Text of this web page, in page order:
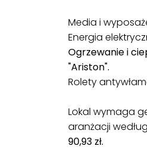
Media i
Energia
Ogrzewanie i
"Ariston".
Rolety
Lokal wymaga
aranżacji
90,93 zł.